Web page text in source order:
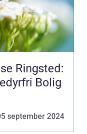
Ringsted:
Bolig
september 2024